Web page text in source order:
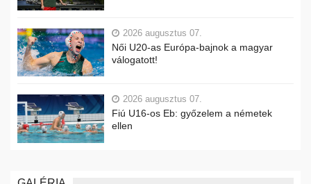
2026 augusztus 07.
Női U20-as Európa-bajnok a magyar
válogatott!
2026 augusztus 07.
Fiú U16-os Eb: győzelem a németek
ellen